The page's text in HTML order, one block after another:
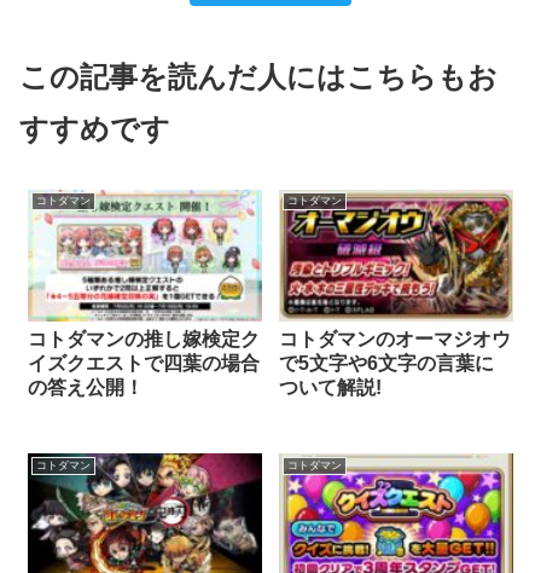
この記事を読んだ人にはこちらもお
すすめです
コトダマン
コトダマンの推し嫁検定ク
イズクエストで四葉の場合
の答え公開！
コトダマン
コトダマンのオーマジオウ
で5文字や6文字の言葉に
ついて解説!
コトダマン コトダマン